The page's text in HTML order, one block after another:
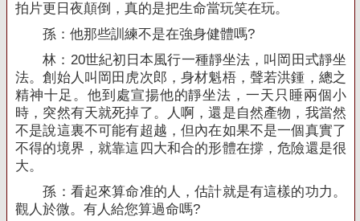
拍片更日夜顛倒，真的是把生命當玩笑在玩。
孫：他那些訓練不是在強身健體嗎?
林： 20世紀初日本風行一種靜坐法，叫岡田式靜坐
法。創始人叫岡田虎次郎，身材魁梧，聲若洪鍾，總之
精神十足。他到處宣揚他的靜坐法，一天只睡兩個小
時，突然有天就死掉了。人啊，還是自然產物，我當然
不是說這裏不可能有超越，但內在如果不是一個真實了
不得的境界，就靠這四大和合的形體在撐，危險還是很
大。
孫：看起來算命准的人，估計就是有這樣的功力。
觀人於微。有人給您算過命嗎?